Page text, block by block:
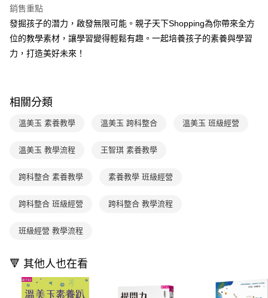
成交易。
3.實際核准額度、可分期數及費用金額請依後續交易確認頁面所載為準。
4.訂單成立30分鐘內，如未前往確認交易或遇審核未通過，訂單將自動取
消。如遇「轉專審核」未通過狀況，表示未達大哥付你分期系統評分，恕無
法說明評估內容。
帳／街口支付／iPASS MONEY」等通路繳費。
【注意事項】
用戶於交易時，得透過本服務購買商品或服務，並由商店將買賣／分期付款
資料（包含姓名、電話或地址）提供予台灣大哥大進項蒐集、處理及利用，
3.完整用戶服務條款，請詳閱以下連結：https://oppay.tw/userRule
AFTEE先享後付是「在收到商品之後才付款」的支付方式。 讓您購物簡單
便利好安心！
１．簡單：不需註冊會員、不需綁卡、不需儲值。
２．便利：只要手機號碼，簡訊認證，即可結帳。
３．安心：先確認商品／服務後，再付款。
結帳頁面，進行簡訊認證並確認金額後，即可完成結帳。
２．訂單成立數日內，您將收到繳費通知簡訊。
３．收到繳費通知簡訊後14天內，點擊此簡訊中的連結，可透過四大超商／
購買商品的店家。未經商家同意取消之訂單仍視為有效，需透過AFTEE先享
※ 交易是否成功請以「AFTEE先享後付 」之結帳頁面顯示為準，若有關於
１．透過由恩沛科技股份有限公司提供之「AFTEE先享後付」服務完成之交
２．關於個人資料處理事宜，請瀏覽以下網址：
https://aftee.tw/terms/#terms3
３．未成年的使用者請事先徵得法定代理人或監護人之同意方可使用
「AFTEE先享後付」，若未經同意申辦者引起之損失，本公司不負相關責
ATM付款
運送方式
付款後全家取貨｜8/8-8/14運費優惠，結帳滿499即享免運。
付款後7-11取貨
每筆NT$70，滿NT$800(含以上)免運費
離島宅配（澎湖、金門、馬祖、小琉球；不適用於郵局i郵箱）
銷售重點
發掘孩子的潛力，啟發無限可能。親子天下Shopping為你帶來全方
位的教學素材，讓學習變得輕鬆有趣。一起培養孩子的素養與學習
力，打造美好未來！
相關分類
溫美玉 素養教學 溫美玉 跨科整合 溫美玉 班級經營
溫美玉 教學流程 王智琪 素養教學
跨科整合 素養教學 素養教學 班級經營
跨科整合 班級經營 跨科整合 教學流程
班級經營 教學流程
🔻 其他人也在看